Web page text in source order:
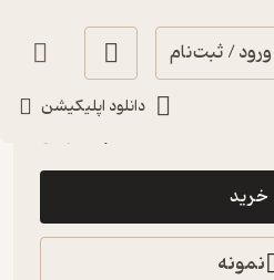
ورود / ثبت‌نام
دانلود اپلیکیشن
12,600
خرید
نمونه